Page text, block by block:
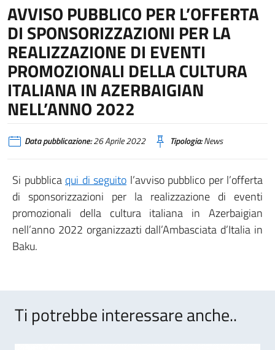
AVVISO PUBBLICO PER L’OFFERTA
DI SPONSORIZZAZIONI PER LA
REALIZZAZIONE DI EVENTI
PROMOZIONALI DELLA CULTURA
ITALIANA IN AZERBAIGIAN
NELL’ANNO 2022
Data pubblicazione:26 Aprile 2022 Tipologia:News
Si pubblica qui di seguito l’avviso pubblico per l’offerta
di sponsorizzazioni per la realizzazione di eventi
promozionali della cultura italiana in Azerbaigian
nell’anno 2022 organizzazti dall’Ambasciata d’Italia in
Baku.
Ti potrebbe interessare anche..